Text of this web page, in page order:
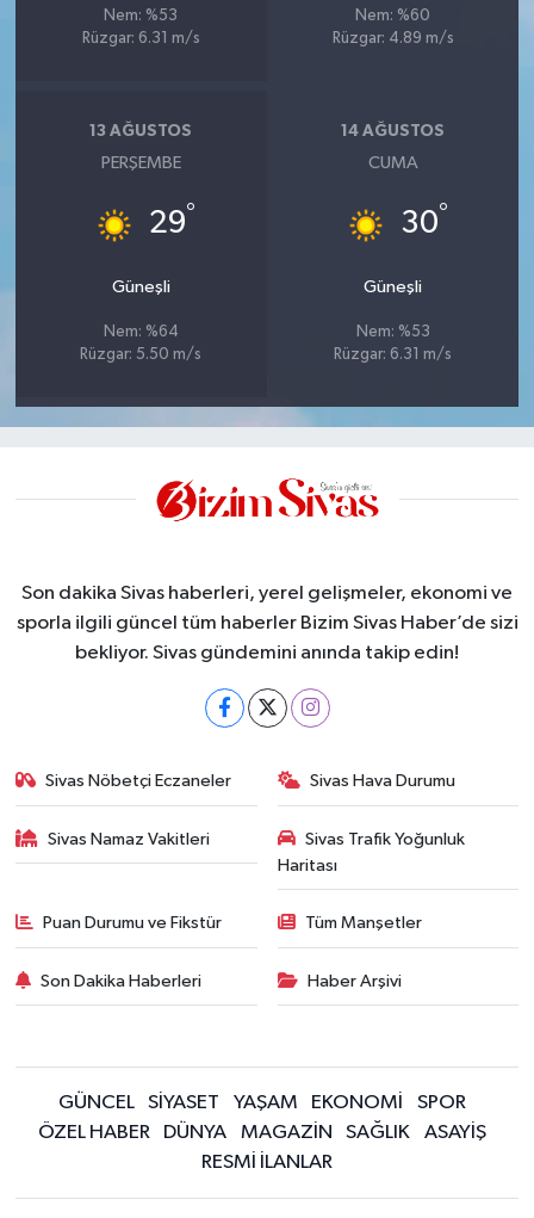
Nem: %53
Rüzgar: 6.31 m/s
Nem: %60
Rüzgar: 4.89 m/s
13 AĞUSTOS
PERŞEMBE
29°
Güneşli
Nem: %64
Rüzgar: 5.50 m/s
14 AĞUSTOS
CUMA
30°
Güneşli
Nem: %53
Rüzgar: 6.31 m/s
Son dakika Sivas haberleri, yerel gelişmeler, ekonomi ve
sporla ilgili güncel tüm haberler Bizim Sivas Haber’de sizi
bekliyor. Sivas gündemini anında takip edin!
Sivas Nöbetçi Eczaneler Sivas Hava Durumu
Sivas Namaz Vakitleri
Sivas Trafik Yoğunluk
Haritası
Puan Durumu ve Fikstür Tüm Manşetler
Son Dakika Haberleri Haber Arşivi
GÜNCEL SİYASET YAŞAM EKONOMİ
SPOR
ÖZEL HABER
DÜNYA MAGAZİN SAĞLIK
ASAYİŞ
RESMİ İLANLAR